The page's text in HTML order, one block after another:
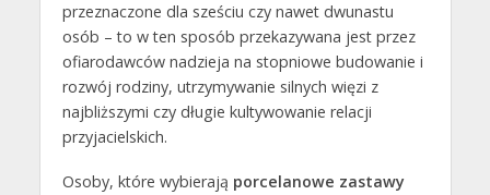
przeznaczone dla sześciu czy nawet dwunastu
osób – to w ten sposób przekazywana jest przez
ofiarodawców nadzieja na stopniowe budowanie i
rozwój rodziny, utrzymywanie silnych więzi z
najbliższymi czy długie kultywowanie relacji
przyjacielskich.
Osoby, które wybierają porcelanowe zastawy